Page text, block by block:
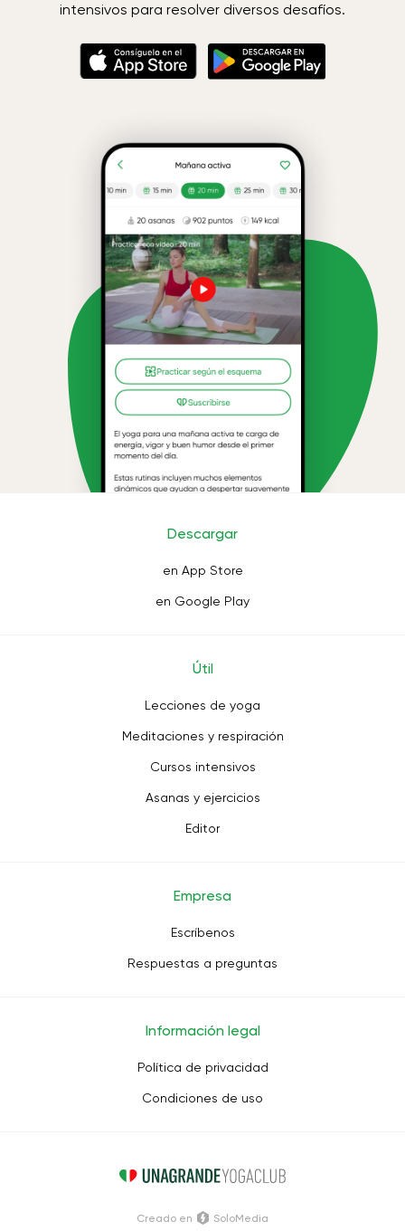
intensivos para resolver diversos desafíos.
Descargar
en App Store
en Google Play
Útil
Lecciones de yoga
Meditaciones y respiración
Cursos intensivos
Asanas y ejercicios
Editor
Empresa
Escríbenos
Respuestas a preguntas
Información legal
Política de privacidad
Condiciones de uso
Creado en SoloMedia